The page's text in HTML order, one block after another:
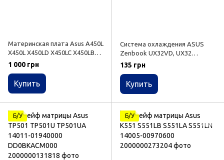
Материнская плата Asus A450L
X450L X450LD X450LC X450LB
(60nb0380-mbe010 / i3-4010U)
Гарантия
1 000 грн
Купить
Cистема охлаждения ASUS
Zenbook UX32VD, UX32
13GNPO1AM020-1
135 грн
Купить
Б/У Б/У